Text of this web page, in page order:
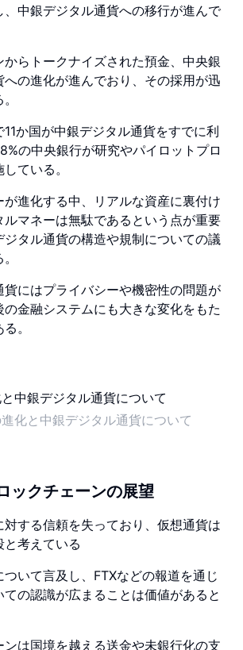
、中銀デジタル通貨への移行が進んで
らトークナイズされた預金、中央銀
の進化が進んでおり、その採用が迅
か国が中銀デジタル通貨をすでに利
の中央銀行が研究やパイロットプロ
ている。
が進化する中、リアルな資産に裏付け
ルマネーは無駄であるという点が重要
ジタル通貨の構造や規制についての議
貨にはプライバシーや機密性の問題が
の金融システムにも大きな変化をもた
。
化と中銀デジタル通貨について
ックチェーンの展望
対する信頼を失っており、仮想通貨は
考えている
いて言及し、FTXなどの報道を通じ
の認識が広まることは価値があると
ンは国境を越える送金や未銀行化の支